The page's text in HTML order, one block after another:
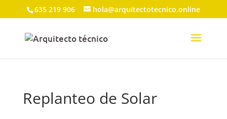
635 219 906 hola@arquitectotecnico.online
Replanteo de Solar